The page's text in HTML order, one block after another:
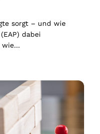
sorgt – und wie
dabei
wie…